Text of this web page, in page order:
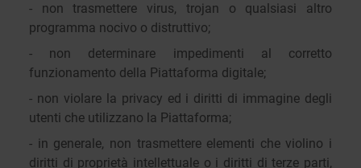
- non trasmettere virus, trojan o qualsiasi altro
programma nocivo o distruttivo;
- non determinare impedimenti al corretto
funzionamento della Piattaforma digitale;
- non violare la privacy ed i diritti di immagine degli
utenti che utilizzano la Piattaforma;
- in generale, non trasmettere elementi che violino i
diritti di proprietà intellettuale o i diritti di terze parti,